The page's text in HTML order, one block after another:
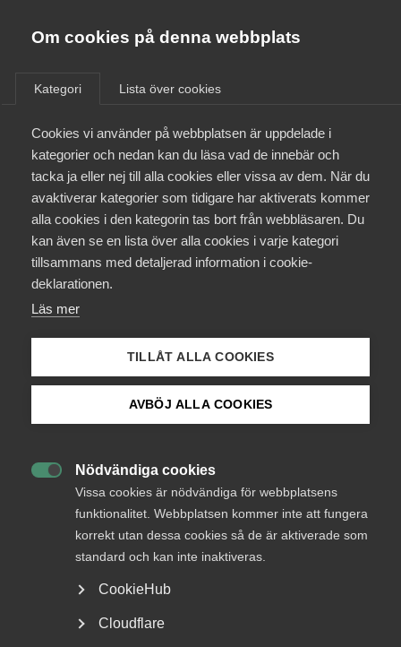
Om cookies på denna webbplats
Kategori Lista över cookies
Cookies vi använder på webbplatsen är uppdelade i
kategorier och nedan kan du läsa vad de innebär och
tacka ja eller nej till alla cookies eller vissa av dem. När du
avaktiverar kategorier som tidigare har aktiverats kommer
alla cookies i den kategorin tas bort från webbläsaren. Du
kan även se en lista över alla cookies i varje kategori
tillsammans med detaljerad information i cookie-
deklarationen.
Läs mer
TILLÅT ALLA COOKIES
AVBÖJ ALLA COOKIES
Nödvändiga cookies
Vissa cookies är nödvändiga för webbplatsens
funktionalitet. Webbplatsen kommer inte att fungera
korrekt utan dessa cookies så de är aktiverade som
standard och kan inte inaktiveras.
CookieHub
Cloudflare
Almega Utbildning
Innovations­företagen
Kompetens­företagen
Medie­företagen
Säkerhets­företagen
Tåg­företagen
Om Almega
Aktuellt
Medlemskapet
Mina sidor
Kurser & utbildningar
Logga in på Arbetsgivarguiden
Sök på almega.se
Prenumeration på Språk­företagens nyhetsbrev
Prenumeration på
Språkföretagens
nyhetsbrev
Här kan du anmäla dig till Språkföretagens
Nyhetsbrev. Det riktar sig till dig som har en
anknytning till tolk- eller översättningsbranschen. Vår
ska vara både till nytta och nöje för dig.
Namn